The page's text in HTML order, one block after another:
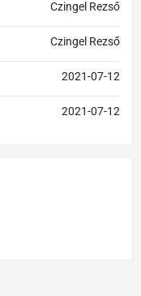
Czingel Rezső
Czingel Rezső
2021-07-12
2021-07-12